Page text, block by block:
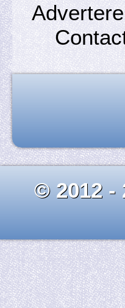
© 2012 -